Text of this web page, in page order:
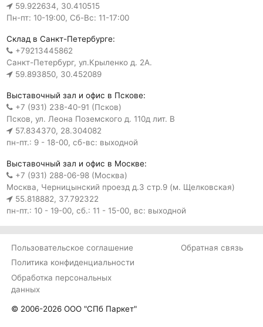
59.922634, 30.410515
Пн-пт: 10-19:00, Сб-Вс: 11-17:00
Склад в Санкт-Петербурге:
+79213445862
Санкт-Петербург, ул.Крыленко д. 2А.
59.893850, 30.452089
Выставочный зал и офис в Пскове:
+7 (931) 238-40-91 (Псков)
Псков, ул. Леона Поземского д. 110д лит. В
57.834370, 28.304082
пн-пт.: 9 - 18-00, сб-вс: выходной
Выставочный зал и офис в Москве:
+7 (931) 288-06-98 (Москва)
Москва, Черницынский проезд д.3 стр.9 (м. Щелковская)
55.818882, 37.792322
пн-пт.: 10 - 19-00, сб.: 11 - 15-00, вс: выходной
Пользовательское соглашение
Политика конфиденциальности
Обработка персональных
данных
Обратная связь
© 2006-2026 ООО "СПб Паркет"